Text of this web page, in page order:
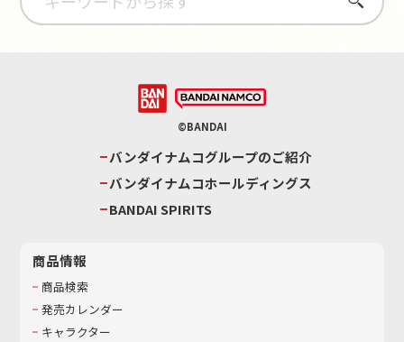
©BANDAI
バンダイナムコグループのご紹介
バンダイナムコホールディングス
BANDAI SPIRITS
商品情報
商品検索
発売カレンダー
キャラクター